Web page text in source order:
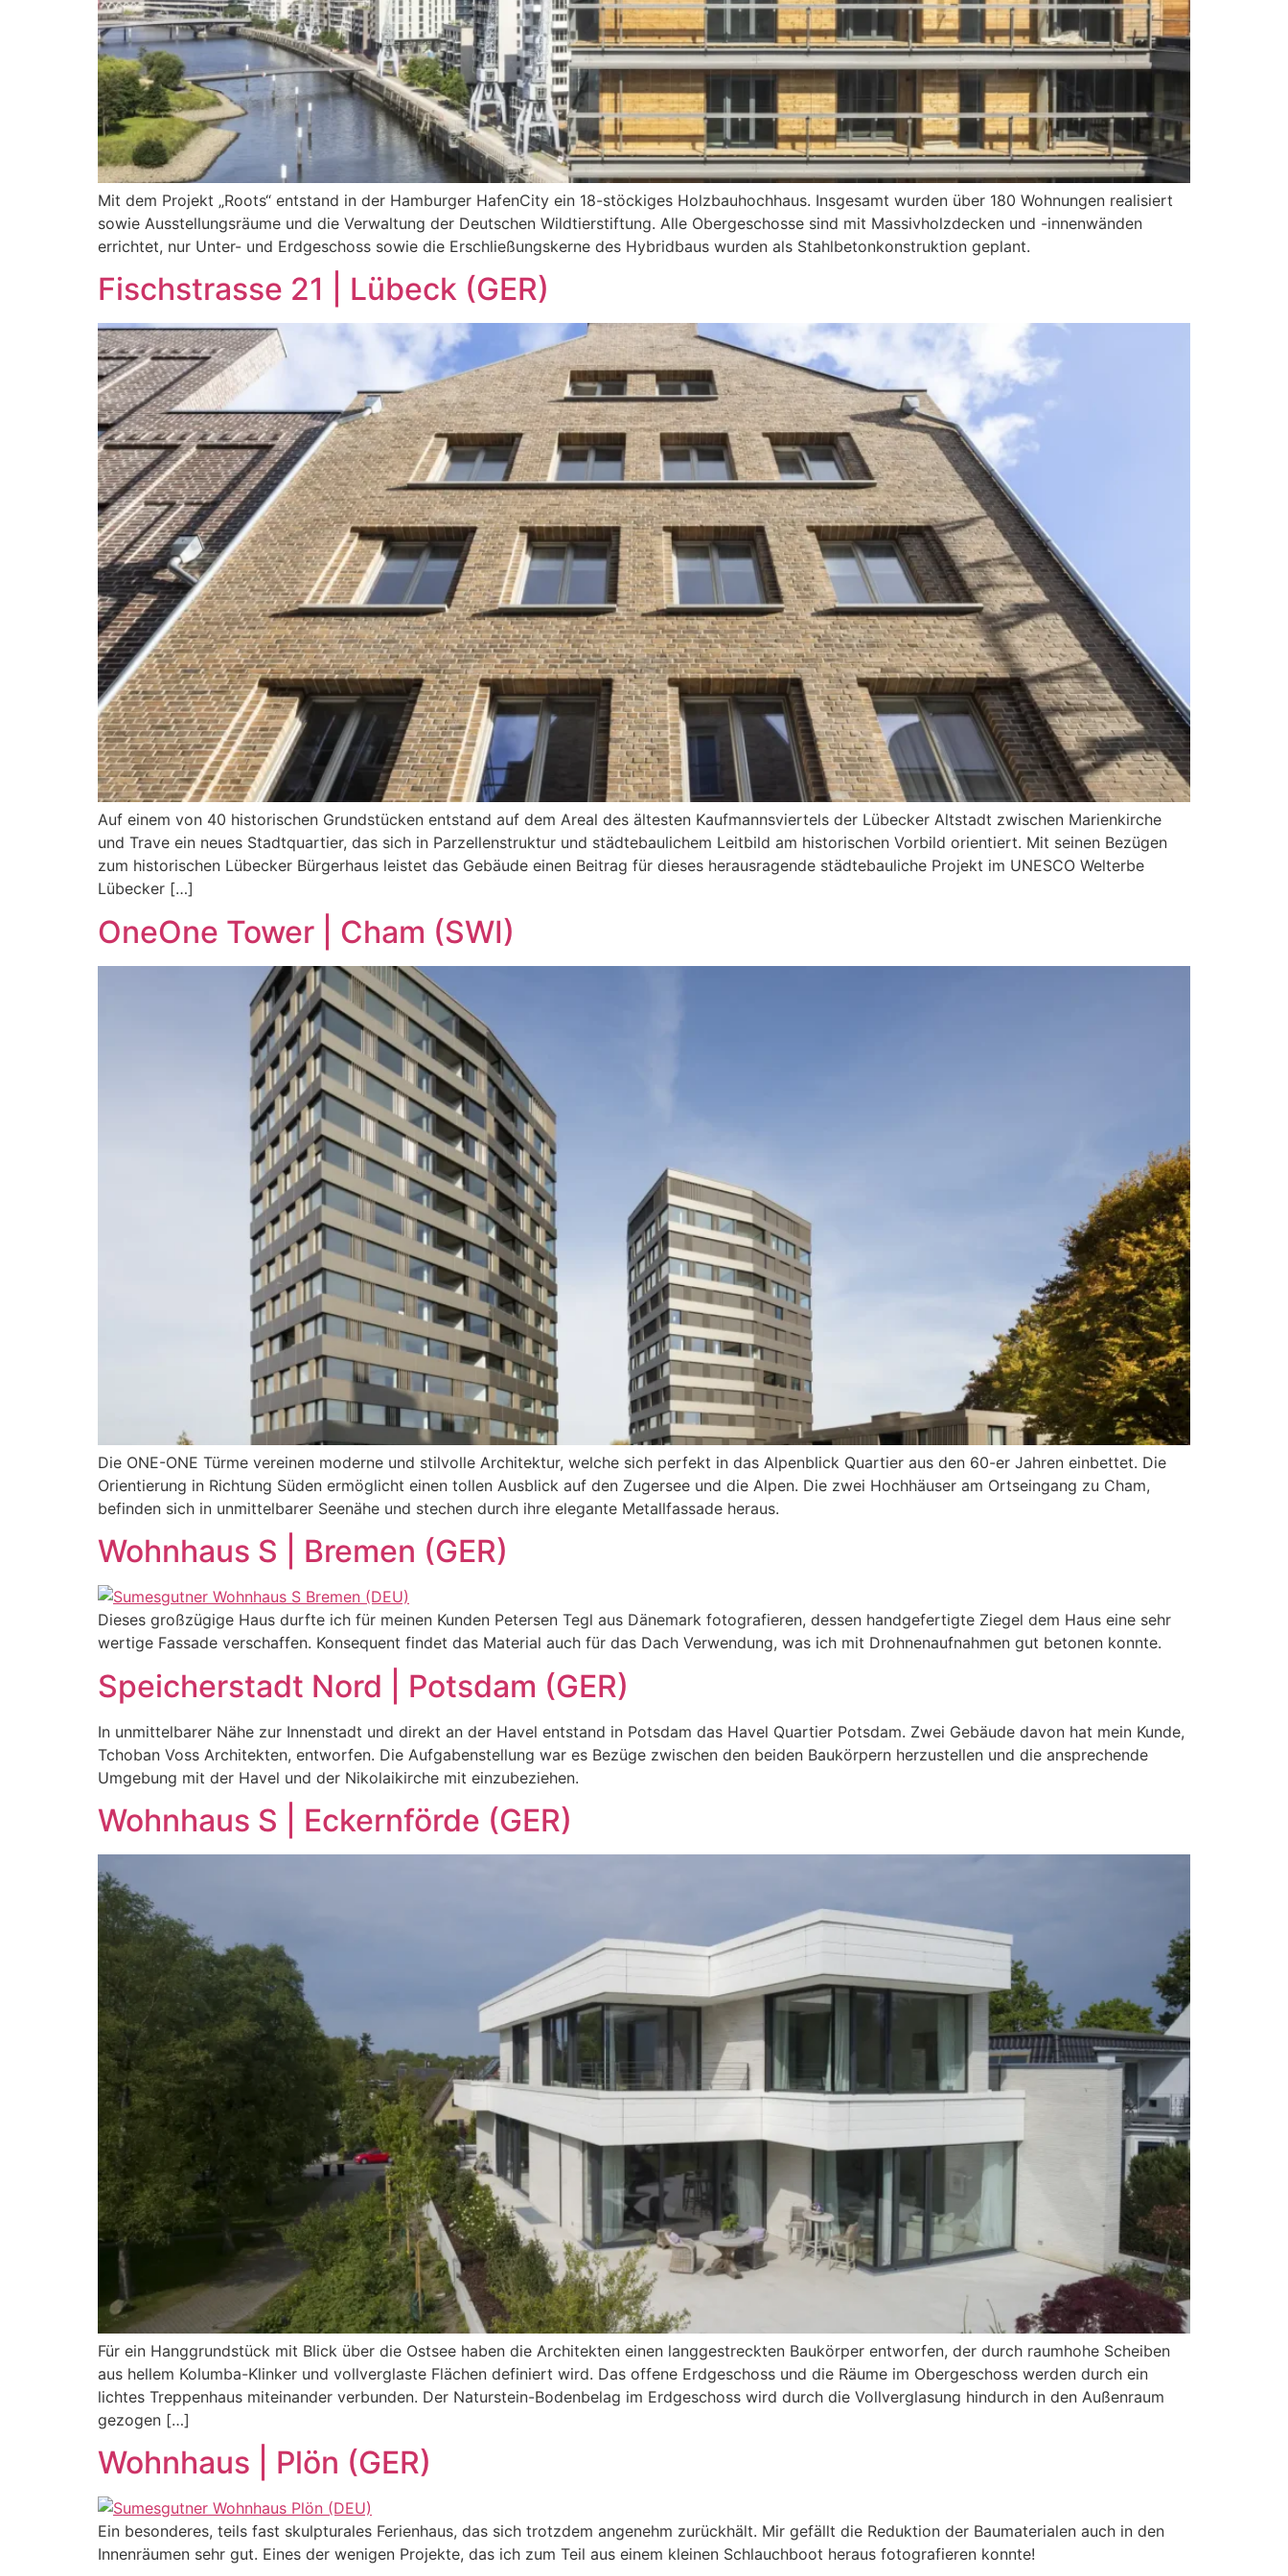
Mit dem Projekt „Roots“ entstand in der Hamburger HafenCity ein 18-stöckiges Holzbauhochhaus. Insgesamt wurden über 180 Wohnungen realisiert
sowie Ausstellungsräume und die Verwaltung der Deutschen Wildtierstiftung. Alle Obergeschosse sind mit Massivholzdecken und -innenwänden
errichtet, nur Unter- und Erdgeschoss sowie die Erschließungskerne des Hybridbaus wurden als Stahlbetonkonstruktion geplant.
Fischstrasse 21 | Lübeck (GER)
Auf einem von 40 historischen Grundstücken entstand auf dem Areal des ältesten Kaufmannsviertels der Lübecker Altstadt zwischen Marienkirche
und Trave ein neues Stadtquartier, das sich in Parzellenstruktur und städtebaulichem Leitbild am historischen Vorbild orientiert. Mit seinen Bezügen
zum historischen Lübecker Bürgerhaus leistet das Gebäude einen Beitrag für dieses herausragende städtebauliche Projekt im UNESCO Welterbe
Lübecker […]
OneOne Tower | Cham (SWI)
Die ONE-ONE Türme vereinen moderne und stilvolle Architektur, welche sich perfekt in das Alpenblick Quartier aus den 60-er Jahren einbettet. Die
Orientierung in Richtung Süden ermöglicht einen tollen Ausblick auf den Zugersee und die Alpen. Die zwei Hochhäuser am Ortseingang zu Cham,
befinden sich in unmittelbarer Seenähe und stechen durch ihre elegante Metallfassade heraus.
Wohnhaus S | Bremen (GER)
Dieses großzügige Haus durfte ich für meinen Kunden Petersen Tegl aus Dänemark fotografieren, dessen handgefertigte Ziegel dem Haus eine sehr
wertige Fassade verschaffen. Konsequent findet das Material auch für das Dach Verwendung, was ich mit Drohnenaufnahmen gut betonen konnte.
Speicherstadt Nord | Potsdam (GER)
In unmittelbarer Nähe zur Innenstadt und direkt an der Havel entstand in Potsdam das Havel Quartier Potsdam. Zwei Gebäude davon hat mein Kunde,
Tchoban Voss Architekten, entworfen. Die Aufgabenstellung war es Bezüge zwischen den beiden Baukörpern herzustellen und die ansprechende
Umgebung mit der Havel und der Nikolaikirche mit einzubeziehen.
Wohnhaus S | Eckernförde (GER)
Für ein Hanggrundstück mit Blick über die Ostsee haben die Architekten einen langgestreckten Baukörper entworfen, der durch raumhohe Scheiben
aus hellem Kolumba-Klinker und vollverglaste Flächen definiert wird. Das offene Erdgeschoss und die Räume im Obergeschoss werden durch ein
lichtes Treppenhaus miteinander verbunden. Der Naturstein-Bodenbelag im Erdgeschoss wird durch die Vollverglasung hindurch in den Außenraum
gezogen […]
Wohnhaus | Plön (GER)
Ein besonderes, teils fast skulpturales Ferienhaus, das sich trotzdem angenehm zurückhält. Mir gefällt die Reduktion der Baumaterialen auch in den
Innenräumen sehr gut. Eines der wenigen Projekte, das ich zum Teil aus einem kleinen Schlauchboot heraus fotografieren konnte!